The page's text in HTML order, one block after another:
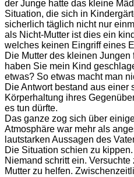
der Junge hatte das kleine
Situation, die sich in
sicherlich täglich nicht nur
als Nicht-Mutter ist dies ein
welches keinen Eingriff eines
Die Mutter des kleinen Jungen
haben Sie mein Kind
etwas? So etwas macht man
Die Antwort bestand aus einer
Körperhaltung ihres
es tun dürfte.
Das ganze zog sich über
Atmosphäre war mehr als
lautstarken Aussagen des
Die Situation schien zu kippen.
Niemand schritt ein.
Mutter zu helfen.